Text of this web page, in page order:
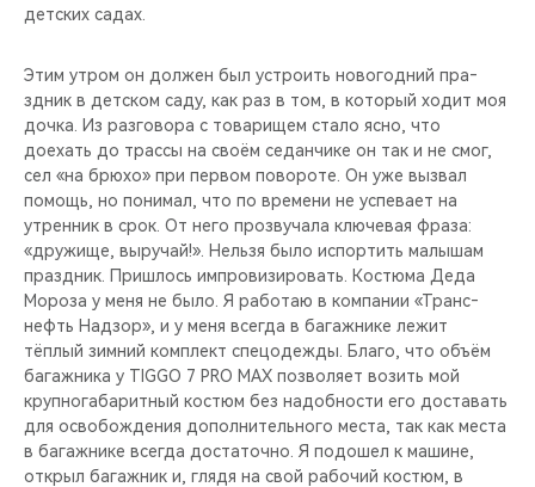
дет­ских садах.
Этим утр­ом он должен был уст­роить новогодний пра­
здник в детском саду, как раз в том, в который ходит моя
доч­ка. Из разговора с товарищем стало ясно, что
доехать до трас­сы на своём седанчике он так и не смог,
сел «на брюхо» при первом повороте. Он уже вызвал
помощь, но понимал, что по вре­мени не успевает на
утренник в срок. От него прозвучала ключ­евая фраза:
«дружище, выручай!». Нельзя было испортить малышам
праздник. Пришлось импровизировать. Кос­тюма Деда
Мороза у меня не было. Я работ­аю в компании «Транс­
нефть Надзор», и у меня всегда в багажни­ке лежит
тёплый зимн­ий комплект спецодеж­ды. Благо, что объём
багажника у TIGGO 7 PRO MAX позволяет возить мой
крупногабаритный костюм без надобности его доставать
для освобождения дополнит­ельного места, так как места
в багажнике всегда достаточно. Я подошел к машине,
открыл багажник и, глядя на свой рабочий костюм, в